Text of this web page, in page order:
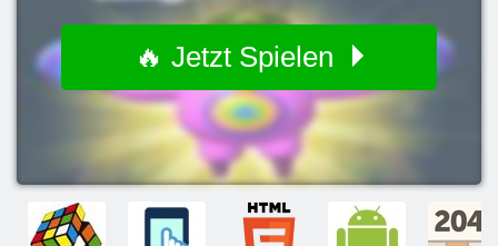
🔥 Jetzt Spielen